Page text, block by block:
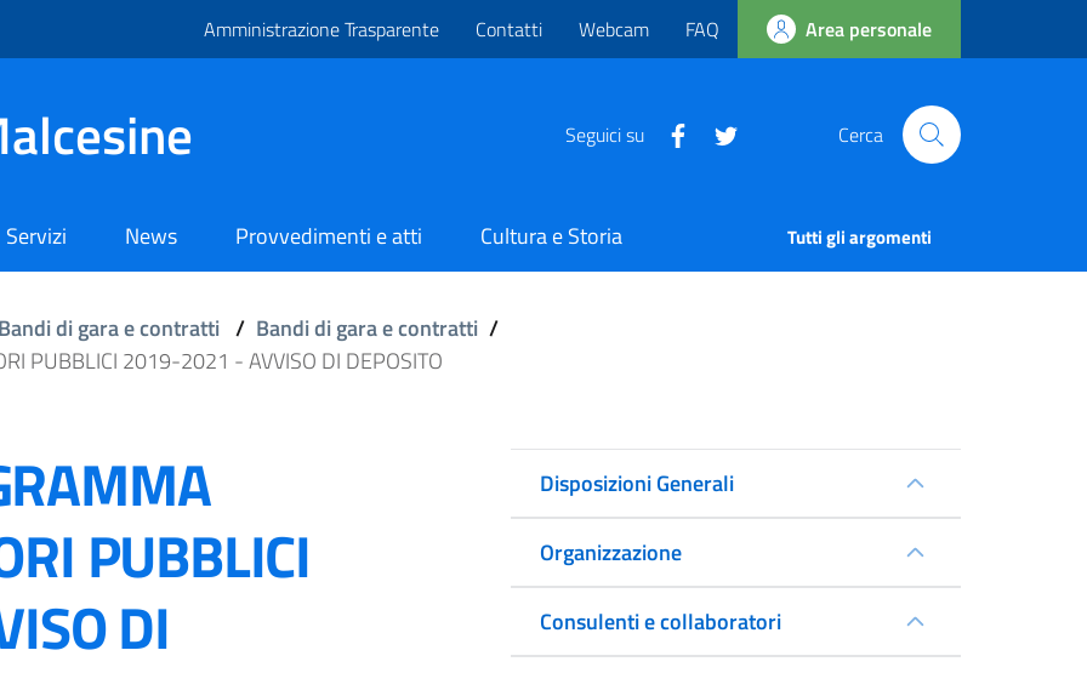
Amministrazione Trasparente Contatti Webcam FAQ Area personale
Seguici su Cerca
Servizi News Provvedimenti e atti Cultura e Storia Tutti gli argomenti
Bandi di gara e contratti / Bandi di gara e contratti /
PUBBLICI 2019-2021 - AVVISO DI DEPOSITO
PUBBLICI
DI
Disposizioni Generali
Organizzazione
Consulenti e collaboratori